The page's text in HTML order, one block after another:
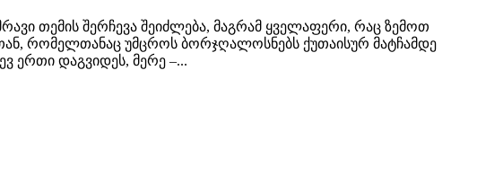
თემის შერჩევა შეიძლება, მაგრამ ყველაფერი, რაც ზემოთ
რომელთანაც უმცროს ბორჯღალოსნებს ქუთაისურ მატჩამდე
ერთი დაგვიდეს, მერე –...